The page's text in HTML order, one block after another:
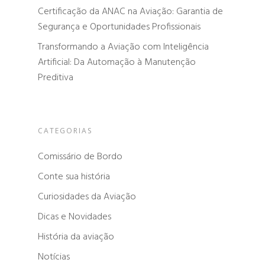
Certificação da ANAC na Aviação: Garantia de
Segurança e Oportunidades Profissionais
Transformando a Aviação com Inteligência
Artificial: Da Automação à Manutenção
Preditiva
CATEGORIAS
Comissário de Bordo
Conte sua história
Curiosidades da Aviação
Dicas e Novidades
História da aviação
Notícias